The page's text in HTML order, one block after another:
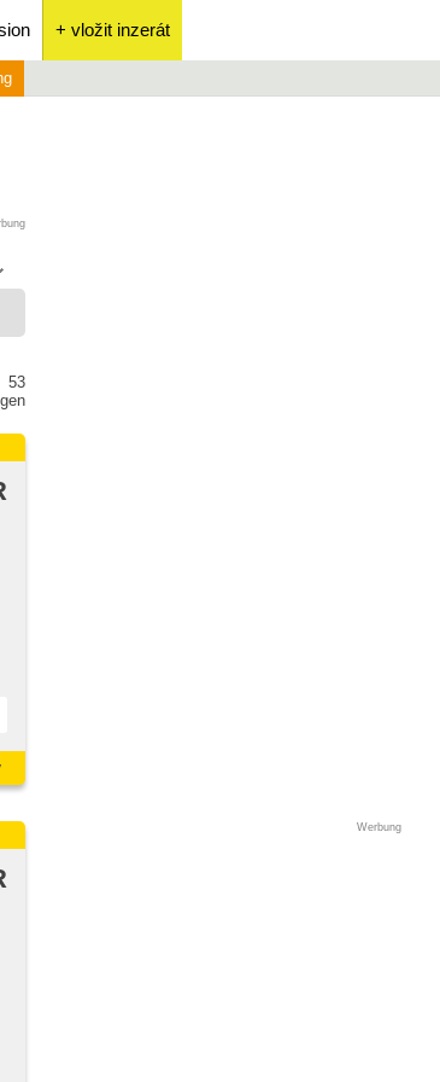
+ vložit inzerát
53
Werbung